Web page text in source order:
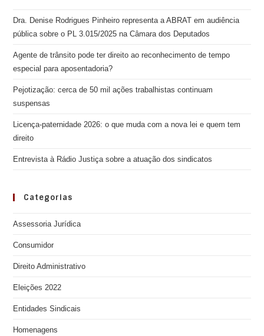
Dra. Denise Rodrigues Pinheiro representa a ABRAT em audiência
pública sobre o PL 3.015/2025 na Câmara dos Deputados
Agente de trânsito pode ter direito ao reconhecimento de tempo
especial para aposentadoria?
Pejotização: cerca de 50 mil ações trabalhistas continuam
suspensas
Licença-paternidade 2026: o que muda com a nova lei e quem tem
direito
Entrevista à Rádio Justiça sobre a atuação dos sindicatos
Categorias
Assessoria Jurídica
Consumidor
Direito Administrativo
Eleições 2022
Entidades Sindicais
Homenagens